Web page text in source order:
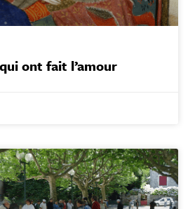
ont fait l’amour